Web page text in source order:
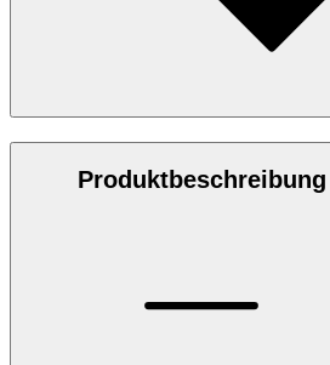
Produktbeschreibung